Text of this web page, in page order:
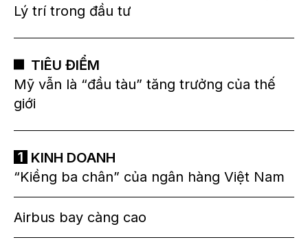
Lý trí trong đầu tư
TIÊU ĐIỂM
Mỹ vẫn là “đầu tàu” tăng trưởng của thế
giới
KINH DOANH
“Kiềng ba chân” của ngân hàng Việt Nam
Airbus bay càng cao